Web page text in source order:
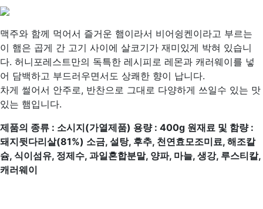
맥주와 함께 먹어서 즐거운 햄이라서 비어슁켄이라고 부르는
이 햄은 곱게 간 고기 사이에 살코기가 재미있게 박혀 있습니
다. 허니포레스트만의 독특한 레시피로 레몬과 캐러웨이를 넣
어 담백하고 부드러우면서도 상쾌한 향이 납니다.
차게 썰어서 안주로, 반찬으로 그대로 다양하게 쓰일수 있는 맛
있는 햄입니다.
제품의 종류 : 소시지(가열제품) 용량 : 400g 원재료 및 함량 :
돼지뒷다리살(81%) 소금, 설탕, 후추, 천연효모조미료, 해조칼
슘, 식이섬유, 정제수, 과일혼합분말, 양파, 마늘, 생강, 루스티칼,
캐러웨이